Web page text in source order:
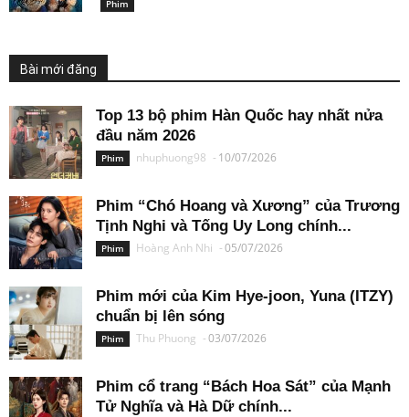
Phim
Bài mới đăng
Top 13 bộ phim Hàn Quốc hay nhất nửa
đầu năm 2026
Phim nhuphuong98 - 10/07/2026
Phim “Chó Hoang và Xương” của Trương
Tịnh Nghi và Tống Uy Long chính...
Phim Hoàng Anh Nhi -05/07/2026
Phim mới của Kim Hye-joon, Yuna (ITZY)
chuẩn bị lên sóng
Phim Thu Phuong -03/07/2026
Phim cổ trang “Bách Hoa Sát” của Mạnh
Tử Nghĩa và Hà Dữ chính...